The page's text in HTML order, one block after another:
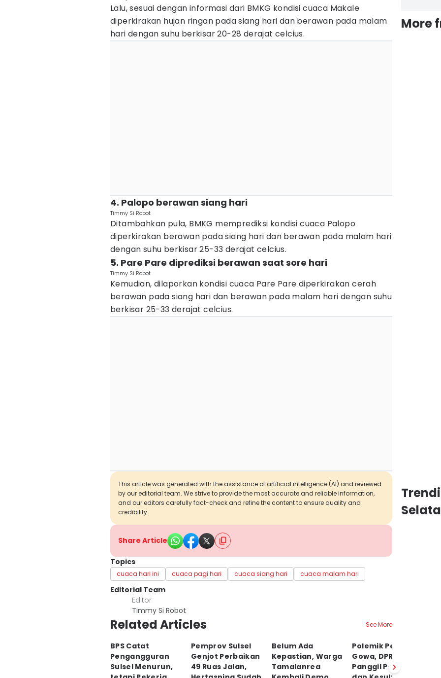
Lalu, sesuai dengan informasi dari BMKG kondisi cuaca Makale
diperkirakan hujan ringan pada siang hari dan berawan pada malam
hari dengan suhu berkisar 20-28 derajat celcius.
4. Palopo berawan siang hari
Timmy Si Robot
Ditambahkan pula, BMKG memprediksi kondisi cuaca Palopo
diperkirakan berawan pada siang hari dan berawan pada malam hari
dengan suhu berkisar 25-33 derajat celcius.
5. Pare Pare diprediksi berawan saat sore hari
Timmy Si Robot
Kemudian, dilaporkan kondisi cuaca Pare Pare diperkirakan cerah
berawan pada siang hari dan berawan pada malam hari dengan suhu
berkisar 25-33 derajat celcius.
This article was generated with the assistance of artificial intelligence (AI) and reviewed
by our editorial team. We strive to provide the most accurate and reliable information,
and our editors carefully fact-check and refine the content to ensure quality and
credibility.
Share Article
Topics
cuaca hari ini cuaca pagi hari cuaca siang hari cuaca malam hari
Editorial Team
Editor
Timmy Si Robot
Related Articles See More
BPS Catat
Pengangguran
Sulsel Menurun,
Pemprov Sulsel
Genjot Perbaikan
49 Ruas Jalan,
Belum Ada
Kepastian, Warga
Tamalanrea
Polemik Perda LAD
Gowa, DPRD
Panggil Pemkab
More